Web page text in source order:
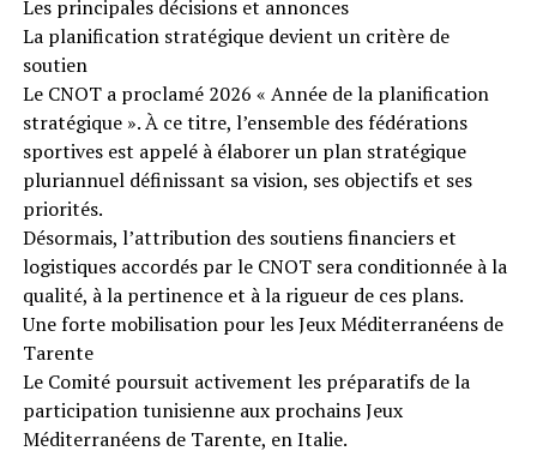
Les principales décisions et annonces
La planification stratégique devient un critère de
soutien
Le CNOT a proclamé 2026 « Année de la planification
stratégique ». À ce titre, l’ensemble des fédérations
sportives est appelé à élaborer un plan stratégique
pluriannuel définissant sa vision, ses objectifs et ses
priorités.
Désormais, l’attribution des soutiens financiers et
logistiques accordés par le CNOT sera conditionnée à la
qualité, à la pertinence et à la rigueur de ces plans.
Une forte mobilisation pour les Jeux Méditerranéens de
Tarente
Le Comité poursuit activement les préparatifs de la
participation tunisienne aux prochains Jeux
Méditerranéens de Tarente, en Italie.